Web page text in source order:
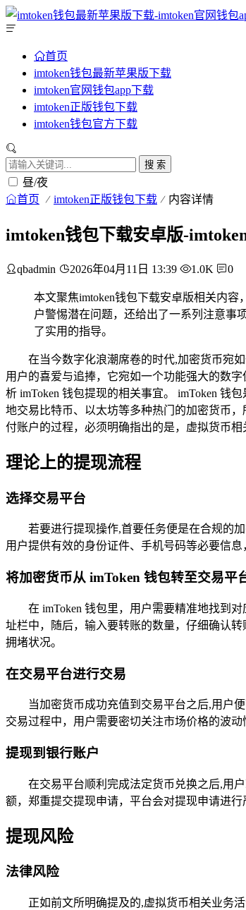
首页
imtoken钱包最新苹果版下载
imtoken官网钱包app下载
imtoken正版钱包下载
imtoken钱包官方下载
搜 索
昼/夜
首页 imtoken正版钱包下载 内容详情
imtoken钱包下载安卓版-
qbadmin 2026年04月11日 13:39 1.0K 0
本文聚焦imtoken钱包下载安卓版相关内
户警惕潜在问题，还给出了一系列注意事
了实用的指导。
在当今数字化浪潮席卷的时代,加密货币宛
用户的喜爱与追捧，它宛如一个功能强大的数
析 imToken 钱包提现的相关事宜。 imToken 钱
地交易比特币、以太坊等多种热门的加密货币
付账户的过程，必须明确指出的是，虚拟货币
理论上的提现流程
选择交易平台
若要进行提现操作,首要任务便是在合规的
用户提供有效的身份证件、手机号码等必要信
将加密货币从 imToken 钱包转至交易平
在 imToken 钱包里，用户需要精准地找到
址栏中，随后，输入要转账的数量，仔细确认
拥堵状况。
在交易平台进行交易
当加密货币成功充值到交易平台之后,用户
交易过程中，用户需要密切关注市场价格的波
提现到银行账户
在交易平台顺利完成法定货币兑换之后,用
额，郑重提交提现申请，平台会对提现申请进
提现风险
法律风险
正如前文所明确提及的,虚拟货币相关业务